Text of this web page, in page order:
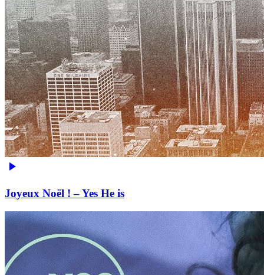
Joyeux Noël ! – Yes He is